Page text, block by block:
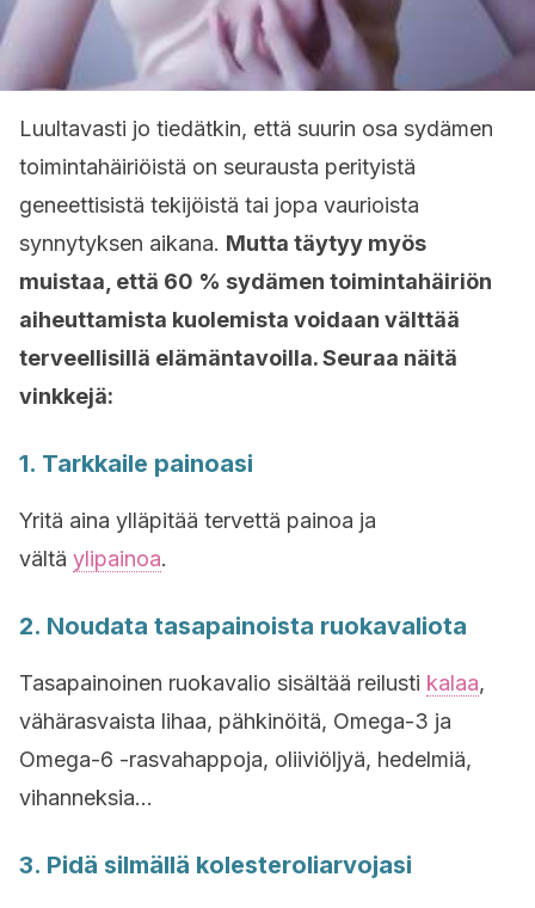
Luultavasti jo tiedätkin, että suurin osa sydämen
toimintahäiriöistä on seurausta perityistä
geneettisistä tekijöistä tai jopa vaurioista
synnytyksen aikana. Mutta täytyy myös
muistaa, että 60 % sydämen toimintahäiriön
aiheuttamista kuolemista voidaan välttää
terveellisillä elämäntavoilla. Seuraa näitä
vinkkejä:
1. Tarkkaile painoasi
Yritä aina ylläpitää tervettä painoa ja
vältä ylipainoa.
2. Noudata tasapainoista ruokavaliota
Tasapainoinen ruokavalio sisältää reilusti kalaa,
vähärasvaista lihaa, pähkinöitä, Omega-3 ja
Omega-6 -rasvahappoja, oliiviöljyä, hedelmiä,
vihanneksia…
3. Pidä silmällä kolesteroliarvojasi